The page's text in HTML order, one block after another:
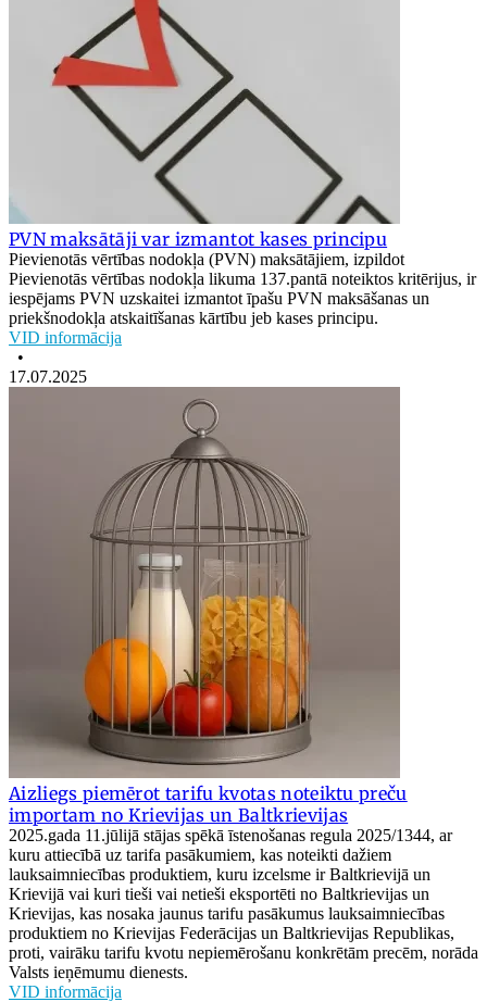
PVN maksātāji var izmantot kases principu
Pievienotās vērtības nodokļa (PVN) maksātājiem, izpildot
Pievienotās vērtības nodokļa likuma 137.pantā noteiktos kritērijus, ir
iespējams PVN uzskaitei izmantot īpašu PVN maksāšanas un
priekšnodokļa atskaitīšanas kārtību jeb kases principu.
VID informācija
•
17.07.2025
Aizliegs piemērot tarifu kvotas noteiktu preču
importam no Krievijas un Baltkrievijas
2025.gada 11.jūlijā stājas spēkā īstenošanas regula 2025/1344, ar
kuru attiecībā uz tarifa pasākumiem, kas noteikti dažiem
lauksaimniecības produktiem, kuru izcelsme ir Baltkrievijā un
Krievijā vai kuri tieši vai netieši eksportēti no Baltkrievijas un
Krievijas, kas nosaka jaunus tarifu pasākumus lauksaimniecības
produktiem no Krievijas Federācijas un Baltkrievijas Republikas,
proti, vairāku tarifu kvotu nepiemērošanu konkrētām precēm, norāda
Valsts ieņēmumu dienests.
VID informācija